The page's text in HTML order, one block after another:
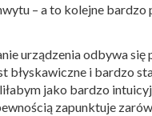
– a to kolejne bardzo
urządzenia odbywa się
błyskawiczne i bardzo
jako bardzo
zapunktuje